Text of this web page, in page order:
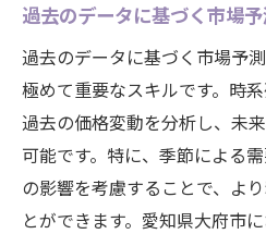
産業発展が市場に及
地元企業の活動が
貴金属市場の未来を読
未来を予測するた
ト
市場変動に対応する
過去のデータに基づく市場
過去のデータに基づく市場予
極めて重要なスキルです。時
過去の価格変動を分析し、未
可能です。特に、季節による
の影響を考慮することで、よ
とができます。愛知県大府市